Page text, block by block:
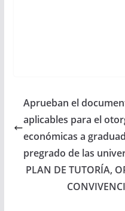
Aprueban el
aplicables para el
económicas a
pregrado de las
PLAN DE TUTORÍA,